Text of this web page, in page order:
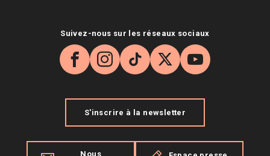
Suivez-nous sur les réseaux sociaux
Facebook
Instagram
TikTok
X YouTube
S'inscrire à la newsletter
Nous